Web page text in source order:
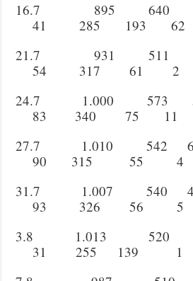
16.7 895
41 285 193
21.7 931
54 317 61
24.7 1.000
83 340 75
27.7 1.010
90 315 55
31.7 1.007
93 326 56 5
3.8 1.013
31 255 139 1